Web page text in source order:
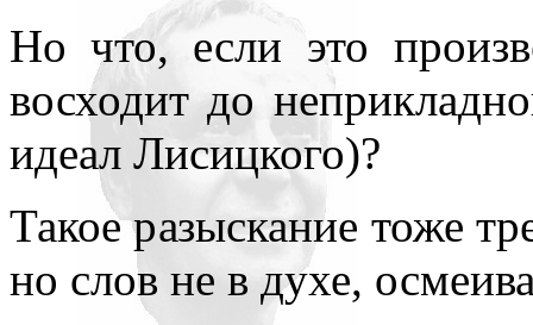
Но что, если это
восходит до
идеал Лисицкого)?
Такое разыскание тоже
но слов не в духе,